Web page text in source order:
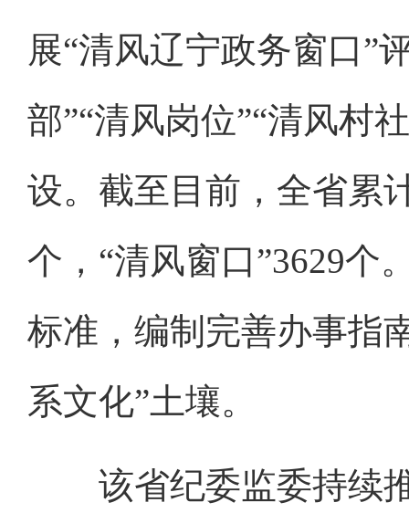
展“清风辽宁政务窗口”
部”“清风岗位”“清风村
设。截至目前，全省累
个，“清风窗口”3629个
标准，编制完善办事指
系文化”土壤。
该省纪委监委持续推